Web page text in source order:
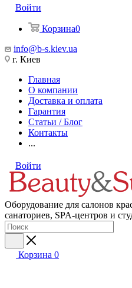
Войти
Корзина0
info@b-s.kiev.ua
г. Киев
Главная
О компании
Доставка и оплата
Гарантия
Статьи / Блог
Контакты
...
Войти
Оборудование для салонов
санаториев, SPA-центров и
Корзина 0